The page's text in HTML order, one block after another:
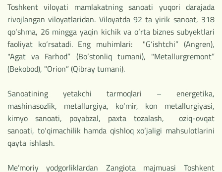
Toshkent viloyati mamlakatning sanoati yuqori darajada
rivojlangan viloyatlaridan. Viloyatda 92 ta yirik sanoat, 318
qo‘shma, 26 mingga yaqin kichik va o‘rta biznes subyektlari
faoliyat ko‘rsatadi. Eng muhimlari: "G‘ishtchi” (Angren),
"Agat va Farhod” (Bo‘stonliq tumani), "Metallurgremont”
(Bekobod), "Orion” (Qibray tumani).
Sanoatining yetakchi tarmoqlari – energetika,
mashinasozlik, metallurgiya, ko‘mir, kon metallurgiyasi,
kimyo sanoati, poyabzal, paxta tozalash, oziq-ovqat
sanoati, to‘qimachilik hamda qishloq xo‘jaligi mahsulotlarini
qayta ishlash.
Me’moriy yodgorliklardan Zangiota majmuasi Toshkent